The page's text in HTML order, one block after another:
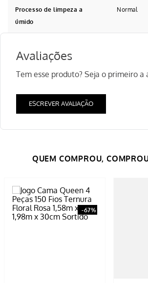
Processo de limpeza a
úmido
Normal
Avaliações
Tem esse produto? Seja o primeiro a
ESCREVER AVALIAÇÃO
-67%